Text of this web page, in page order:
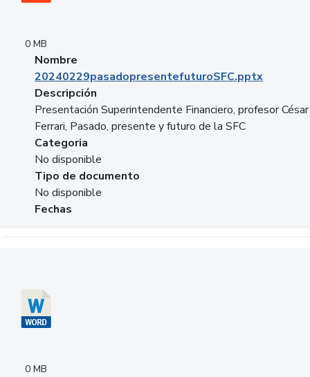
0 MB
Nombre
20240229pasadopresentefuturoSFC.pptx
Descripción
Presentación Superintendente Financiero, profesor César
Ferrari, Pasado, presente y futuro de la SFC
Categoria
No disponible
Tipo de documento
No disponible
Fechas
0 MB